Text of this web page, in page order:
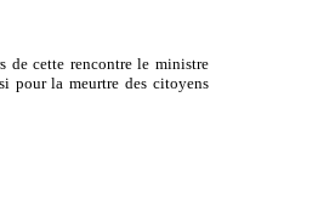
de cette rencontre le ministre
pour la meurtre des citoyens